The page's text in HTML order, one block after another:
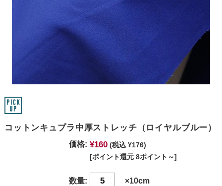
コットンキュプラ中厚ストレッチ（ロイヤルブルー）
価格: ¥160 (税込 ¥176)
[ポイント還元 8ポイント～]
数量: ×10cm